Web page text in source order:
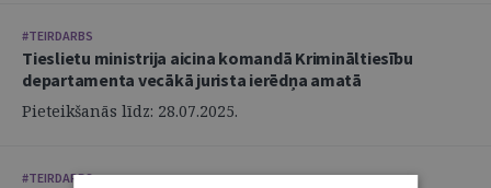
#TEIRDARBS
Tieslietu ministrija aicina komandā Krimināltiesību
departamenta vecākā jurista ierēdņa amatā
Pieteikšanās līdz: 28.07.2025.
#TEIRDARBS